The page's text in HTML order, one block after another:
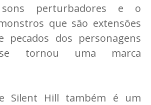
sons perturbadores e o
que são extensões
pecados dos personagens
tornou uma marca
Silent Hill também é um